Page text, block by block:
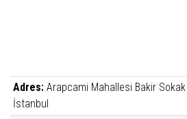
Adres: Arapcami Mahallesi Bakir
İstanbul